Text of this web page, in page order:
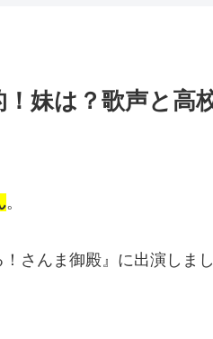
妹は？歌声と高
。
さんま御殿』に出演しまし